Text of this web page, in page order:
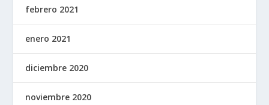
febrero 2021
enero 2021
diciembre 2020
noviembre 2020